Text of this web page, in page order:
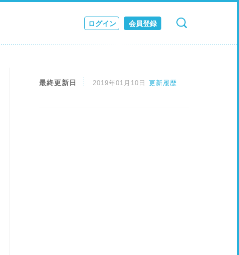
ログイン 会員登録
検索 キャンセル
最終更新日 2019年01月10日 更新履歴